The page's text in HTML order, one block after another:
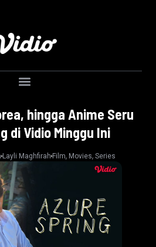
hingga Anime Seru
di Vidio Minggu Ini
Layli Maghfirah Film, Movies, Series